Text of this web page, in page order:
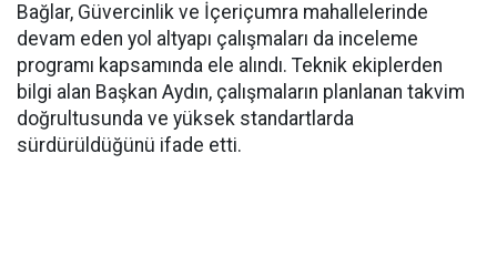
Bağlar, Güvercinlik ve İçeriçumra mahallelerinde
devam eden yol altyapı çalışmaları da inceleme
programı kapsamında ele alındı. Teknik ekiplerden
bilgi alan Başkan Aydın, çalışmaların planlanan takvim
doğrultusunda ve yüksek standartlarda
sürdürüldüğünü ifade etti.